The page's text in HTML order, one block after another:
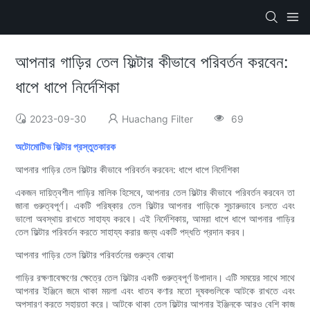
আপনার গাড়ির তেল ফিল্টার কীভাবে পরিবর্তন করবেন:
ধাপে ধাপে নির্দেশিকা
2023-09-30 Huachang Filter 69
অটোমোটিভ ফিল্টার প্রস্তুতকারক
আপনার গাড়ির তেল ফিল্টার কীভাবে পরিবর্তন করবেন: ধাপে ধাপে নির্দেশিকা
একজন দায়িত্বশীল গাড়ির মালিক হিসেবে, আপনার তেল ফিল্টার কীভাবে পরিবর্তন করবেন তা
জানা গুরুত্বপূর্ণ। একটি পরিষ্কার তেল ফিল্টার আপনার গাড়িকে সুচারুভাবে চলতে এবং
ভালো অবস্থায় রাখতে সাহায্য করবে। এই নির্দেশিকায়, আমরা ধাপে ধাপে আপনার গাড়ির
তেল ফিল্টার পরিবর্তন করতে সাহায্য করার জন্য একটি পদ্ধতি প্রদান করব।
আপনার গাড়ির তেল ফিল্টার পরিবর্তনের গুরুত্ব বোঝা
গাড়ির রক্ষণাবেক্ষণের ক্ষেত্রে তেল ফিল্টার একটি গুরুত্বপূর্ণ উপাদান। এটি সময়ের সাথে সাথে
আপনার ইঞ্জিনে জমে থাকা ময়লা এবং ধাতব কণার মতো দূষকগুলিকে আটকে রাখতে এবং
অপসারণ করতে সহায়তা করে। আটকে থাকা তেল ফিল্টার আপনার ইঞ্জিনকে আরও বেশি কাজ